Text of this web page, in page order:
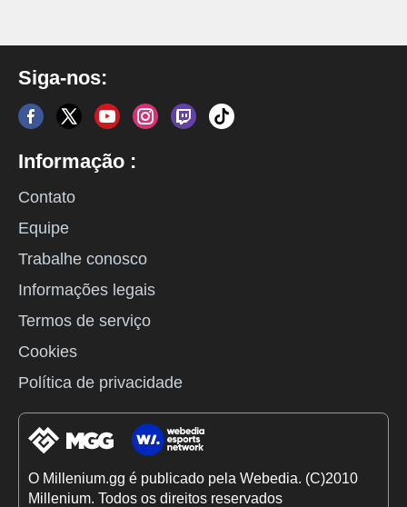
Siga-nos:
Informação :
Contato
Equipe
Trabalhe conosco
Informações legais
Termos de serviço
Cookies
Política de privacidade
O Millenium.gg é publicado pela Webedia. (C)2010
Millenium. Todos os direitos reservados